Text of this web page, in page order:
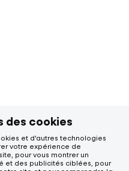
des cookies
et d'autres technologies
votre expérience de
pour vous montrer un
et des publicités ciblées, pour
accepter la collecte de vos